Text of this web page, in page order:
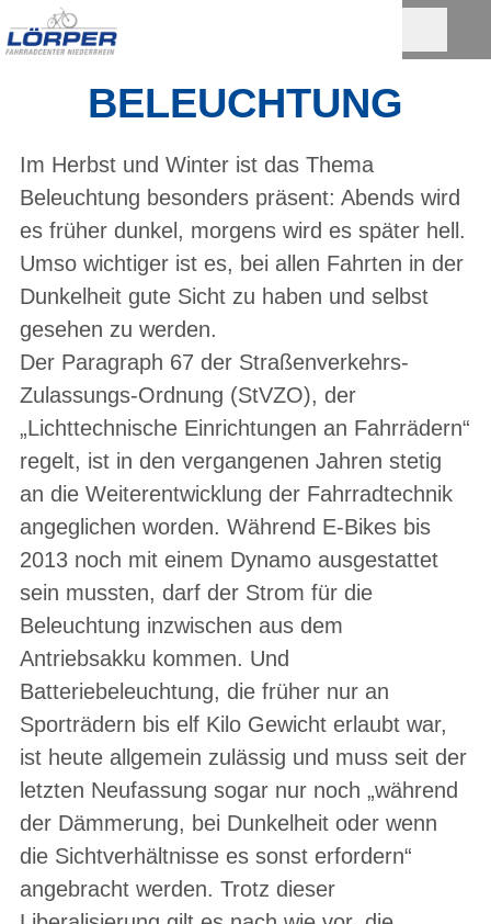
BELEUCHTUNG
Im Herbst und Winter ist das Thema
Beleuchtung besonders präsent: Abends wird
es früher dunkel, morgens wird es später hell.
Umso wichtiger ist es, bei allen Fahrten in der
Dunkelheit gute Sicht zu haben und selbst
gesehen zu werden.
Der Paragraph 67 der Straßenverkehrs-
Zulassungs-Ordnung (StVZO), der
„Lichttechnische Einrichtungen an Fahrrädern“
regelt, ist in den vergangenen Jahren stetig
an die Weiterentwicklung der Fahrradtechnik
angeglichen worden. Während E-Bikes bis
2013 noch mit einem Dynamo ausgestattet
sein mussten, darf der Strom für die
Beleuchtung inzwischen aus dem
Antriebsakku kommen. Und
Batteriebeleuchtung, die früher nur an
Sporträdern bis elf Kilo Gewicht erlaubt war,
ist heute allgemein zulässig und muss seit der
letzten Neufassung sogar nur noch „während
der Dämmerung, bei Dunkelheit oder wenn
die Sichtverhältnisse es sonst erfordern“
angebracht werden. Trotz dieser